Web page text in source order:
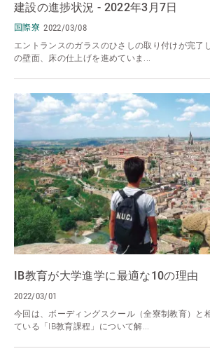
建設の進捗状況 - 2022年3月7日
国際寮 2022/03/08
エントランスのガラスのひさしの取り付けが完了
の壁面、床の仕上げを進めていま...
IB教育が大学進学に最適な10の理由
2022/03/01
今回は、ボーディングスクール（全寮制教育）と
ている「IB教育課程」について解...